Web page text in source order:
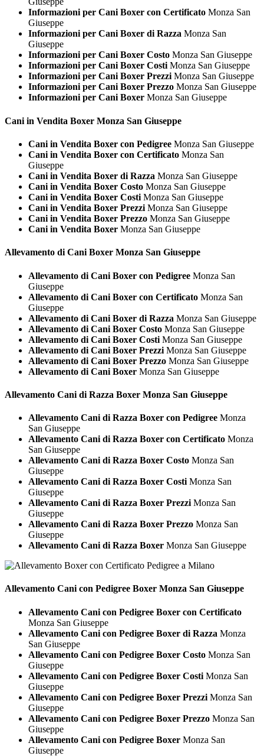
Informazioni per Cani Boxer con Certificato Monza San
Giuseppe
Informazioni per Cani Boxer di Razza Monza San
Giuseppe
Informazioni per Cani Boxer Costo Monza San Giuseppe
Informazioni per Cani Boxer CostiMonza San Giuseppe
Informazioni per Cani Boxer PrezziMonza San Giuseppe
Informazioni per Cani Boxer Prezzo Monza San Giuseppe
Informazioni per Cani Boxer Monza San Giuseppe
Cani in Vendita Boxer Monza San Giuseppe
Cani in Vendita Boxer con Pedigree Monza San Giuseppe
Cani in Vendita Boxer con Certificato Monza San
Giuseppe
Cani in Vendita Boxer di Razza Monza San Giuseppe
Cani in Vendita Boxer Costo Monza San Giuseppe
Cani in Vendita Boxer Costi Monza San Giuseppe
Cani in Vendita Boxer Prezzi Monza San Giuseppe
Cani in Vendita Boxer Prezzo Monza San Giuseppe
Cani in Vendita Boxer Monza San Giuseppe
Allevamento di Cani Boxer Monza San Giuseppe
Allevamento di Cani Boxer con Pedigree Monza San
Giuseppe
Allevamento di Cani Boxer con Certificato Monza San
Giuseppe
Allevamento di Cani Boxer di Razza Monza San Giuseppe
Allevamento di Cani Boxer Costo Monza San Giuseppe
Allevamento di Cani Boxer Costi Monza San Giuseppe
Allevamento di Cani Boxer Prezzi Monza San Giuseppe
Allevamento di Cani Boxer Prezzo Monza San Giuseppe
Allevamento di Cani Boxer Monza San Giuseppe
Allevamento Cani di Razza Boxer Monza San Giuseppe
Allevamento Cani di Razza Boxer con Pedigree Monza
San Giuseppe
Allevamento Cani di Razza Boxer con Certificato Monza
San Giuseppe
Allevamento Cani di Razza Boxer Costo Monza San
Giuseppe
Allevamento Cani di Razza Boxer Costi Monza San
Giuseppe
Allevamento Cani di Razza Boxer Prezzi Monza San
Giuseppe
Allevamento Cani di Razza Boxer Prezzo Monza San
Giuseppe
Allevamento Cani di Razza Boxer Monza San Giuseppe
Allevamento Cani con Pedigree Boxer Monza San Giuseppe
Allevamento Cani con Pedigree Boxer con Certificato
Monza San Giuseppe
Allevamento Cani con Pedigree Boxer di Razza Monza
San Giuseppe
Allevamento Cani con Pedigree Boxer Costo Monza San
Giuseppe
Allevamento Cani con Pedigree Boxer Costi Monza San
Giuseppe
Allevamento Cani con Pedigree Boxer Prezzi Monza San
Giuseppe
Allevamento Cani con Pedigree Boxer Prezzo Monza San
Giuseppe
Allevamento Cani con Pedigree Boxer Monza San
Giuseppe